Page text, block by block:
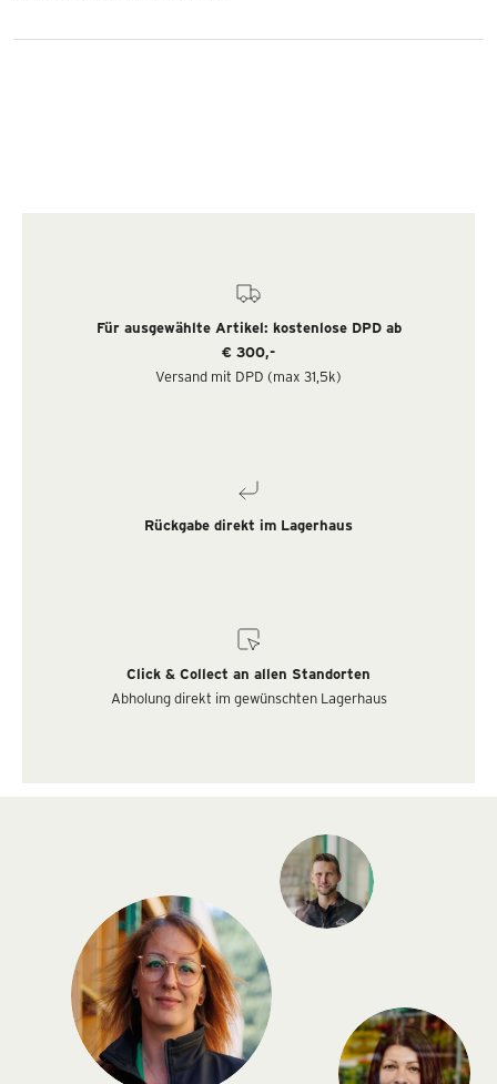
Für ausgewählte Artikel: kostenlose DPD ab
€ 300,-
Versand mit DPD (max 31,5k)
Rückgabe direkt im Lagerhaus
Click & Collect an allen Standorten
Abholung direkt im gewünschten Lagerhaus